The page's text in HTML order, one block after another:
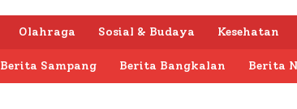
Olahraga Sosial & Budaya Kesehatan
Berita Sampang Berita Bangkalan Berita